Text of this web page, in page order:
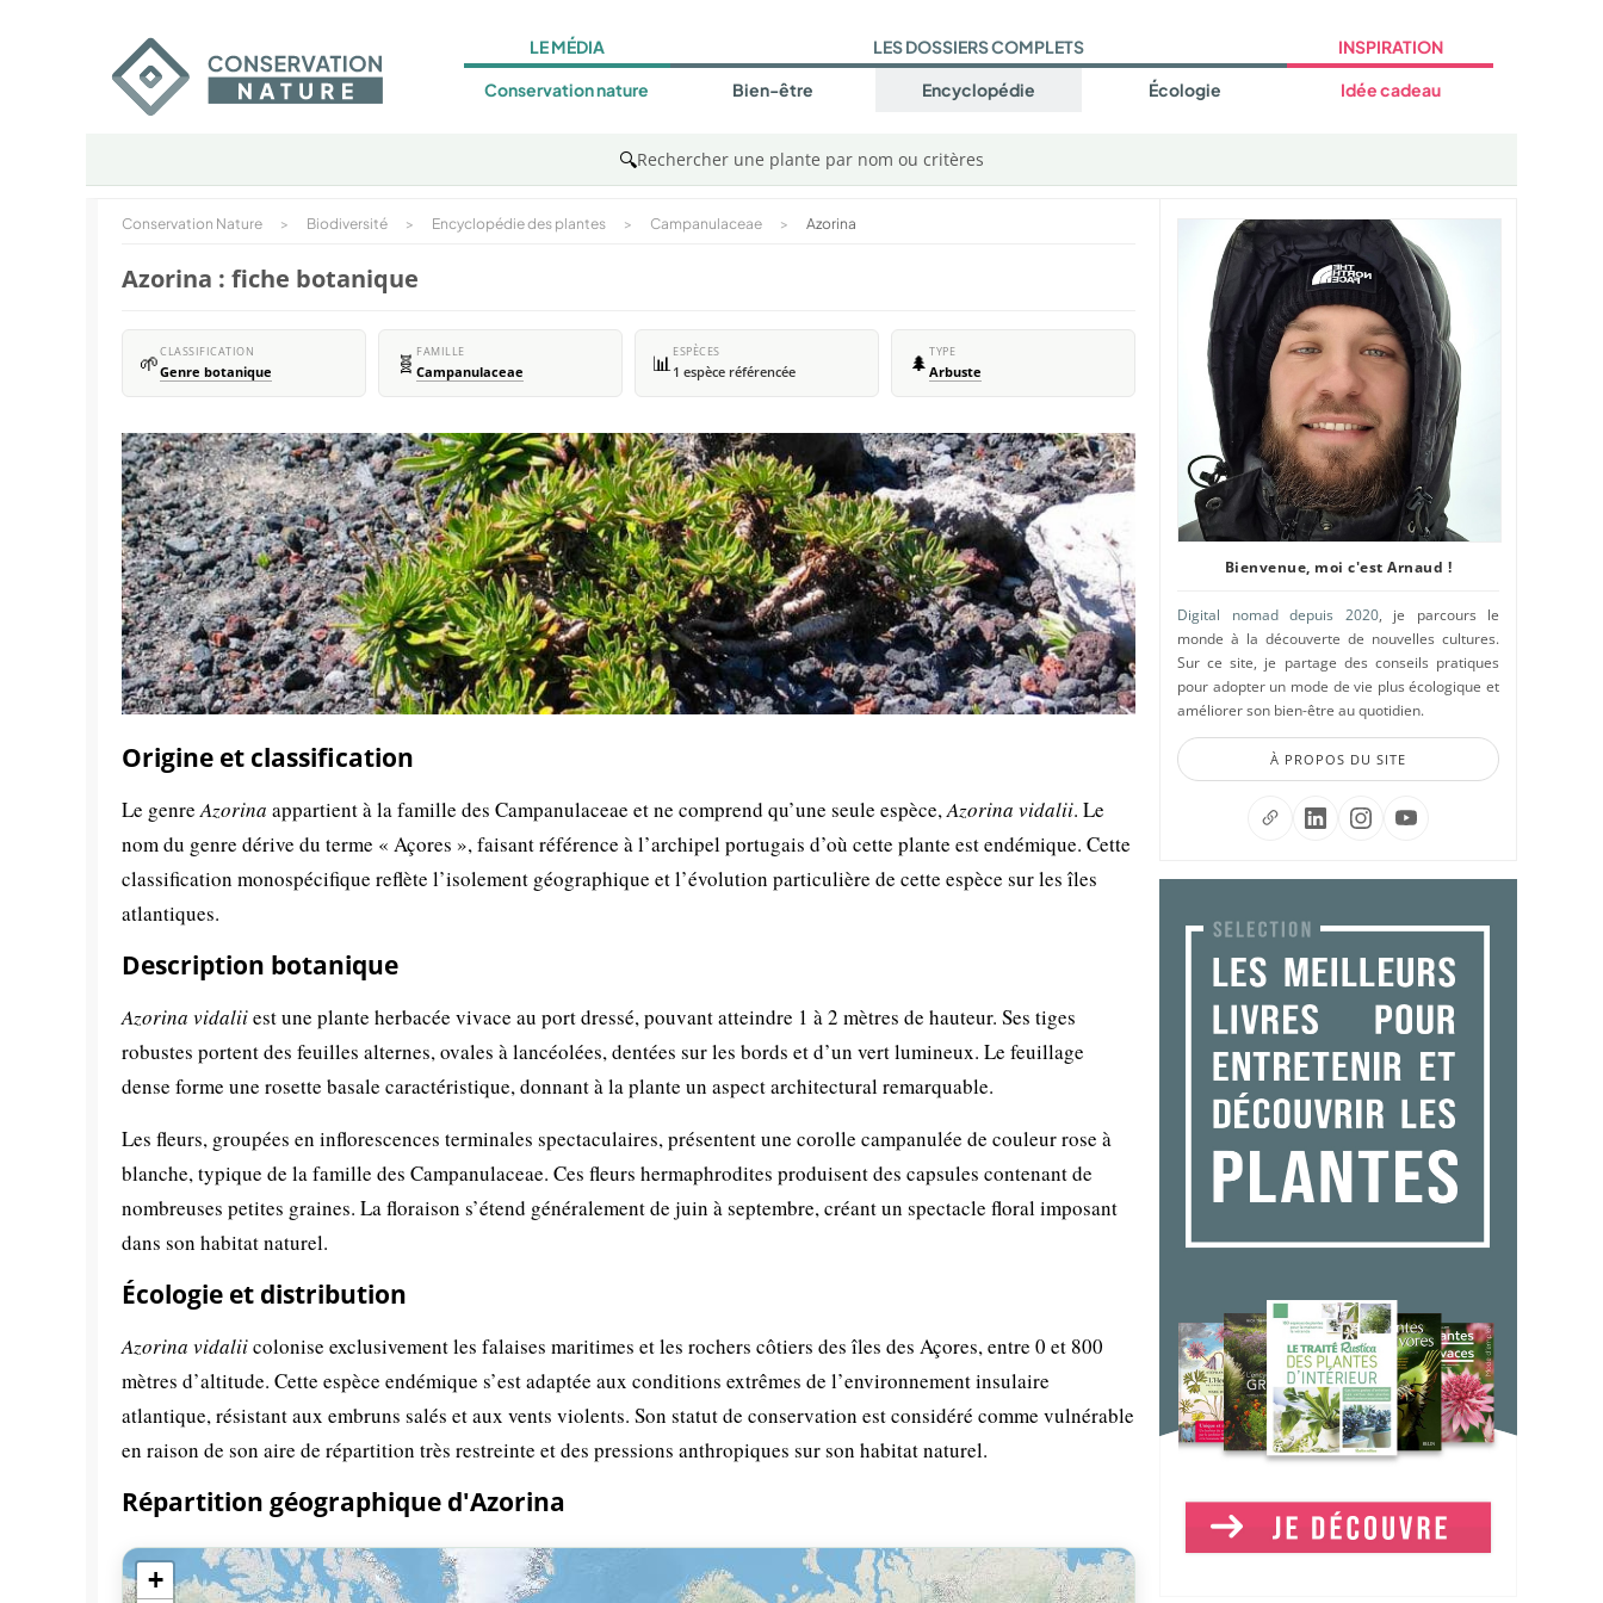
LE MÉDIA
Conservation nature
LES DOSSIERS COMPLETS
Bien-être Encyclopédie Écologie
INSPIRATION
Idée cadeau
🔍Rechercher une plante par nom ou critères
Conservation Nature > Biodiversité > Encyclopédie des plantes > Campanulaceae > Azorina
Azorina : fiche botanique
🌱CLASSIFICATION
Genre botanique 🧬 FAMILLE
Campanulaceae 📊 ESPÈCES
1 espèce référencée 🌲 TYPE
Arbuste
Origine et classification
Le genreAzorina appartient à la famille des Campanulaceae et ne comprend qu’une seule espèce,Azorina vidalii. Le
nom du genre dérive du terme « Açores », faisant référence à l’archipel portugais d’où cette plante est endémique. Cette
classification monospécifique reflète l’isolement géographique et l’évolution particulière de cette espèce sur les îles
atlantiques.
Description botanique
Azorina vidaliiest une plante herbacée vivace au port dressé, pouvant atteindre 1 à 2 mètres de hauteur. Ses tiges
robustes portent des feuilles alternes, ovales à lancéolées, dentées sur les bords et d’un vert lumineux. Le feuillage
dense forme une rosette basale caractéristique, donnant à la plante un aspect architectural remarquable.
Les fleurs, groupées en inflorescences terminales spectaculaires, présentent une corolle campanulée de couleur rose à
blanche, typique de la famille des Campanulaceae. Ces fleurs hermaphrodites produisent des capsules contenant de
nombreuses petites graines. La floraison s’étend généralement de juin à septembre, créant un spectacle floral imposant
dans son habitat naturel.
Écologie et distribution
Azorina vidaliicolonise exclusivement les falaises maritimes et les rochers côtiers des îles des Açores, entre 0 et 800
mètres d’altitude. Cette espèce endémique s’est adaptée aux conditions extrêmes de l’environnement insulaire
atlantique, résistant aux embruns salés et aux vents violents. Son statut de conservation est considéré comme vulnérable
en raison de son aire de répartition très restreinte et des pressions anthropiques sur son habitat naturel.
Répartition géographique d'Azorina
+
Bienvenue, moi c'est Arnaud !
Digital nomad depuis 2020, je parcours le
monde à la découverte de nouvelles cultures.
Sur ce site, je partage des conseils pratiques
pour adopter un mode de vie plus écologique et
améliorer son bien-être au quotidien.
À PROPOS DU SITE